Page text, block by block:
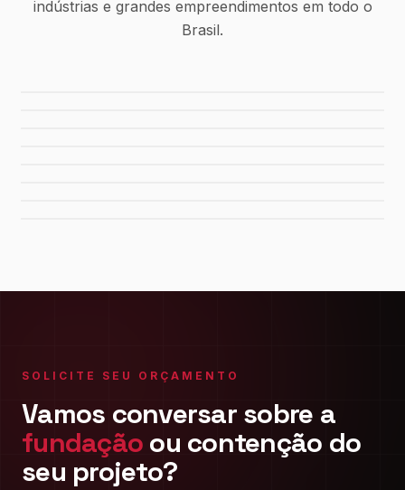
indústrias e grandes empreendimentos em todo o
Brasil.
SOLICITE SEU ORÇAMENTO
Vamos conversar sobre a
fundação ou contenção do
seu projeto?